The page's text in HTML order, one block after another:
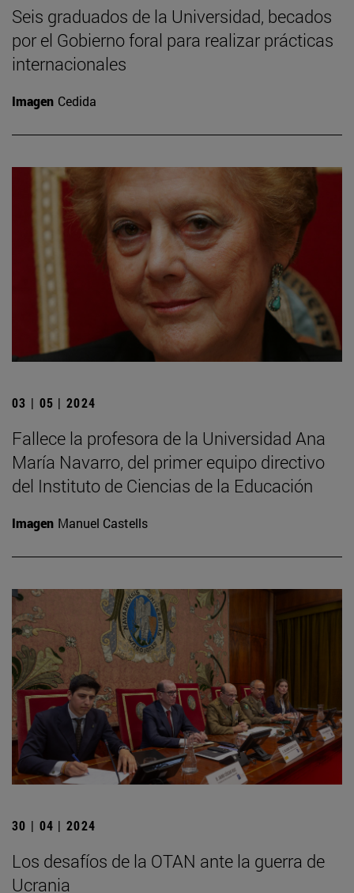
Seis graduados de la Universidad, becados
por el Gobierno foral para realizar prácticas
internacionales
Imagen Cedida
03 | 05 | 2024
Fallece la profesora de la Universidad Ana
María Navarro, del primer equipo directivo
del Instituto de Ciencias de la Educación
Imagen Manuel Castells
30 | 04 | 2024
Los desafíos de la OTAN ante la guerra de
Ucrania